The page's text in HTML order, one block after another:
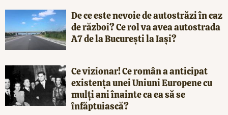
De ce este nevoie de autostrăzi în caz
de război? Ce rol va avea autostrada
A7 de la București la Iași?
Ce vizionar! Ce român a anticipat
existența unei Uniuni Europene cu
mulți ani înainte ca ea să se
înfăptuiască?